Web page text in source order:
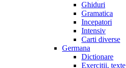
Ghiduri
Gramatica
Incepatori
Intensiv
Carti diverse
Germana
Dictionare
Exercitii, texte